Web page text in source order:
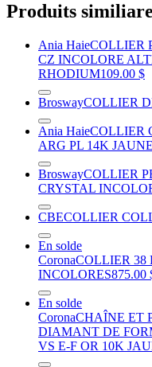
Produits
Ania HaieCOLLIER
CZ INCOLORE
RHODIUM109.00 $
BroswayCOLLIER
Ania HaieCOLLIER
ARG PL 14K
BroswayCOLLIER
CRYSTAL
CBECOLLIER
En solde
CoronaCOLLIER 38
INCOLORES875.00
En solde
CoronaCHAÎNE ET
DIAMANT DE
VS E-F OR 10K